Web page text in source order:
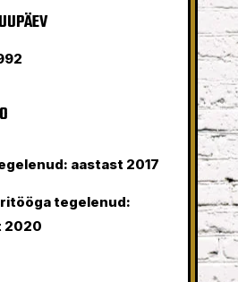
aastast 2017
tegelenud:
2020